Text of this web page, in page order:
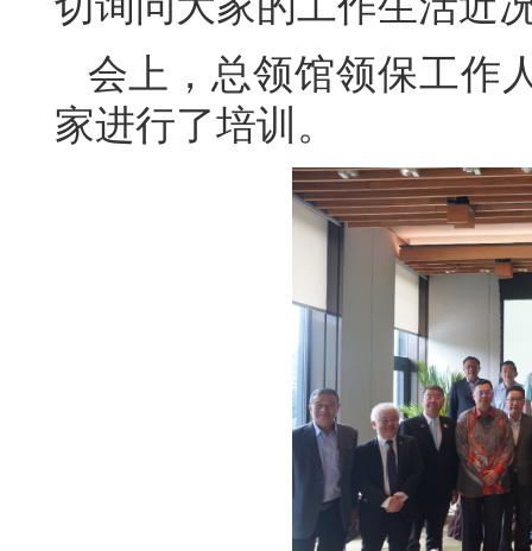
会上，总领馆领保工作
家进行了培训。